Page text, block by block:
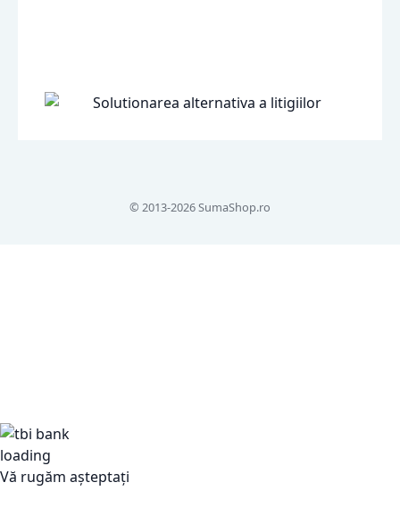
© 2013-2026 SumaShop.ro
Vă rugăm așteptați